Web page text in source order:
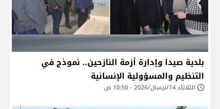
بلدية صيدا وإدارة أزمة النازحين.. نموذج في
التنظيم والمسؤولية الإنسانية
الثلاثاء 14/نيسان/2026 - 10:50 ص